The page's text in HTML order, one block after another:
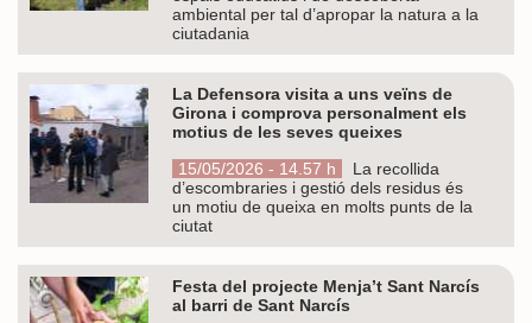
ambiental per tal d’apropar la natura a la
ciutadania
La Defensora visita a uns veïns de
Girona i comprova personalment els
motius de les seves queixes
15/05/2026 - 14.57 h
La recollida
d’escombraries i gestió dels residus és
un motiu de queixa en molts punts de la
ciutat
Festa del projecte Menja’t Sant Narcís
al barri de Sant Narcís